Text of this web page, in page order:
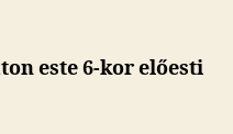
este 6-kor előesti